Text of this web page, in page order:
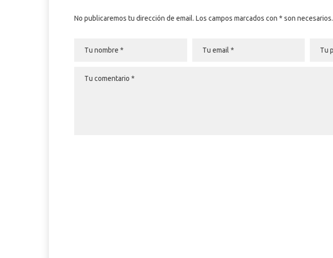
No publicaremos tu dirección de email. Los campos marcados con * son necesarios.